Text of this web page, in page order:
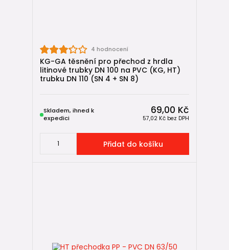
4 hodnocení
KG-GA těsnění pro přechod z hrdla
litinové trubky DN 100 na PVC (KG, HT)
trubku DN 110 (SN 4 + SN 8)
69,00 Kč
57,02 Kč bez DPH
Skladem, ihned k
expedici
Přidat do košíku